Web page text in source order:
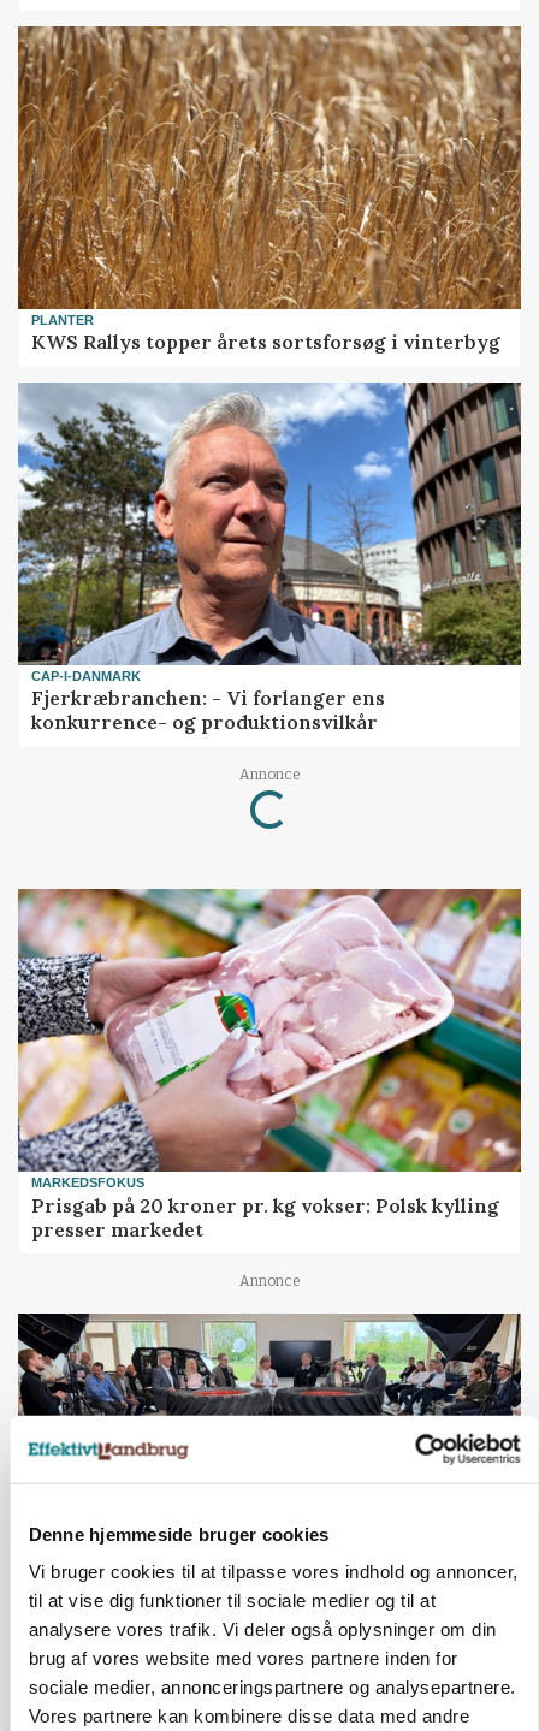
Denne hjemmeside bruger cookies
Vi bruger cookies til at tilpasse vores indhold og annoncer,
til at vise dig funktioner til sociale medier og til at
analysere vores trafik. Vi deler også oplysninger om din
brug af vores website med vores partnere inden for
sociale medier, annonceringspartnere og analysepartnere.
Vores partnere kan kombinere disse data med andre
PLANTER
KWS Rallys topper årets sortsforsøg i vinterbyg
CAP-I-DANMARK
Fjerkræbranchen: - Vi forlanger ens
konkurrence- og produktionsvilkår
Annonce
Loading...
MARKEDSFOKUS
Prisgab på 20 kroner pr. kg vokser: Polsk kylling
presser markedet
Annonce
BUSINESS
Ejer eller medejer? Nyt tv-format udfordrer
landbrugets ejerstruktur
Annonce